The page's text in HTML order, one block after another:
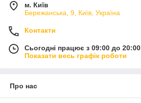
м. Київ
Бережанська, 9, Київ, Україна
Контакти
Сьогодні працює з 09:00 до 20:00
Показати весь графік роботи
Про нас